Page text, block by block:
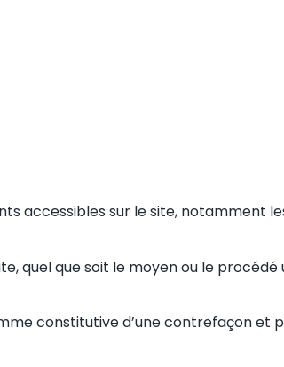
accessibles sur le site, notamment
quel que soit le moyen ou le procédé
constitutive d’une contrefaçon et